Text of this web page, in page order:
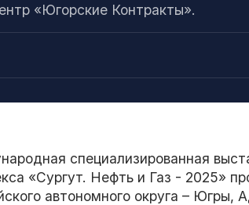
«Югорские Контракты».
специализированная
«Сургут. Нефть и Газ - 2025»
автономного округа – Югры,